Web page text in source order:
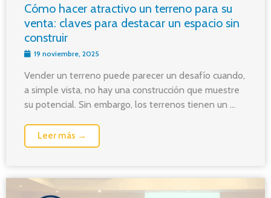
Cómo hacer atractivo un terreno para su
venta: claves para destacar un espacio sin
construir
19 noviembre, 2025
Vender un terreno puede parecer un desafío cuando,
a simple vista, no hay una construcción que muestre
su potencial. Sin embargo, los terrenos tienen un ...
Leer más →